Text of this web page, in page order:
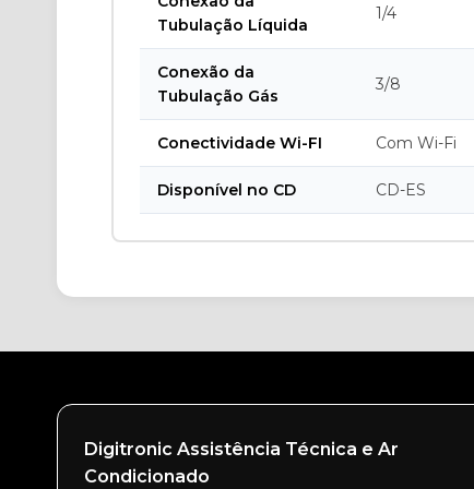
Tubulação Líquida
1/4
Conexão da
Tubulação Gás
3/8
Conectividade Wi-FI Com Wi-Fi
Disponível no CD CD-ES
Digitronic Assistência Técnica e Ar
Condicionado